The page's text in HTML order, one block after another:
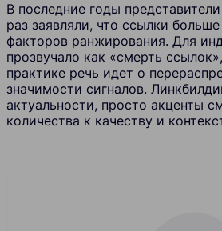
В последние годы
раз заявляли, что ссылки
факторов ранжирования. Для
прозвучало как «смерть
практике речь идет о
значимости сигналов.
актуальности, просто акценты
количества к качеству и